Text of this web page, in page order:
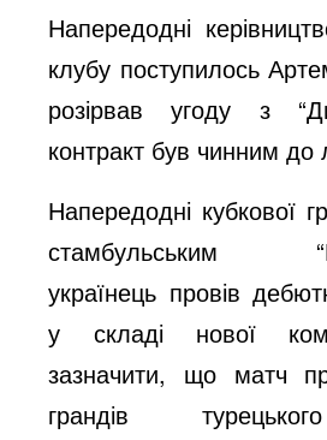
Напередодні
клубу поступилось
розірвав угоду з
контракт був чинним до
Напередодні кубкової
стамбульським
українець провів
у складі нової
зазначити, що матч
грандів